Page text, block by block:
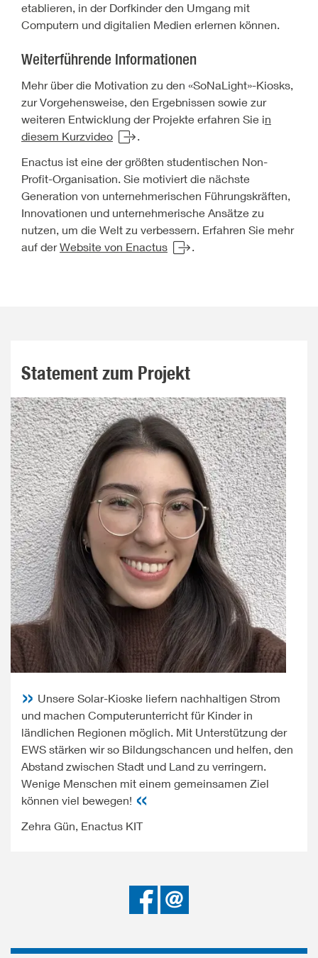
etablieren, in der Dorfkinder den Umgang mit
Computern und digitalien Medien erlernen können.
Weiterführende Informationen
Mehr über die Motivation zu den «SoNaLight»-Kiosks,
zur Vorgehensweise, den Ergebnissen sowie zur
weiteren Entwicklung der Projekte erfahren Sie in
diesem Kurzvideo
.
Enactus ist eine der größten studentischen Non-
Profit-Organisation. Sie motiviert die nächste
Generation von unternehmerischen Führungskräften,
Innovationen und unternehmerische Ansätze zu
nutzen, um die Welt zu verbessern. Erfahren Sie mehr
auf derWebsite von Enactus .
Statement zum Projekt
Unsere Solar-Kioske liefern nachhaltigen Strom
und machen Computerunterricht für Kinder in
ländlichen Regionen möglich. Mit Unterstützung der
EWS stärken wir so Bildungschancen und helfen, den
Abstand zwischen Stadt und Land zu verringern.
Wenige Menschen mit einem gemeinsamen Ziel
können viel bewegen!
Zehra Gün, Enactus KIT
Bei
Facebook